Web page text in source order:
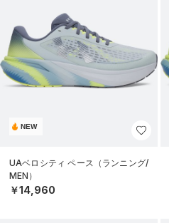
NEW
UAベロシティ ペース（ランニング/
MEN）
￥14,960